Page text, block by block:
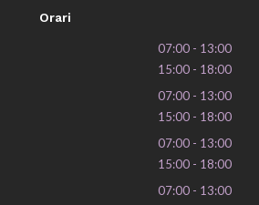
Orari
07:00 - 13:00
15:00 - 18:00
07:00 - 13:00
15:00 - 18:00
07:00 - 13:00
15:00 - 18:00
07:00 - 13:00